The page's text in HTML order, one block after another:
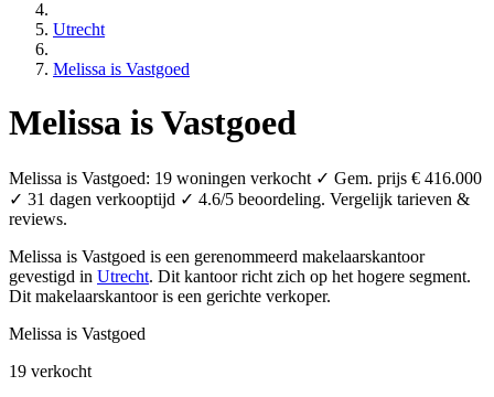
Utrecht
Melissa is Vastgoed
Melissa is Vastgoed
Melissa is Vastgoed: 19 woningen verkocht ✓ Gem. prijs € 416.000
✓ 31 dagen verkooptijd ✓ 4.6/5 beoordeling. Vergelijk tarieven &
reviews.
Melissa is Vastgoed is een gerenommeerd makelaarskantoor
gevestigd in Utrecht. Dit kantoor richt zich op het hogere segment.
Dit makelaarskantoor is een gerichte verkoper.
Melissa is Vastgoed
19 verkocht